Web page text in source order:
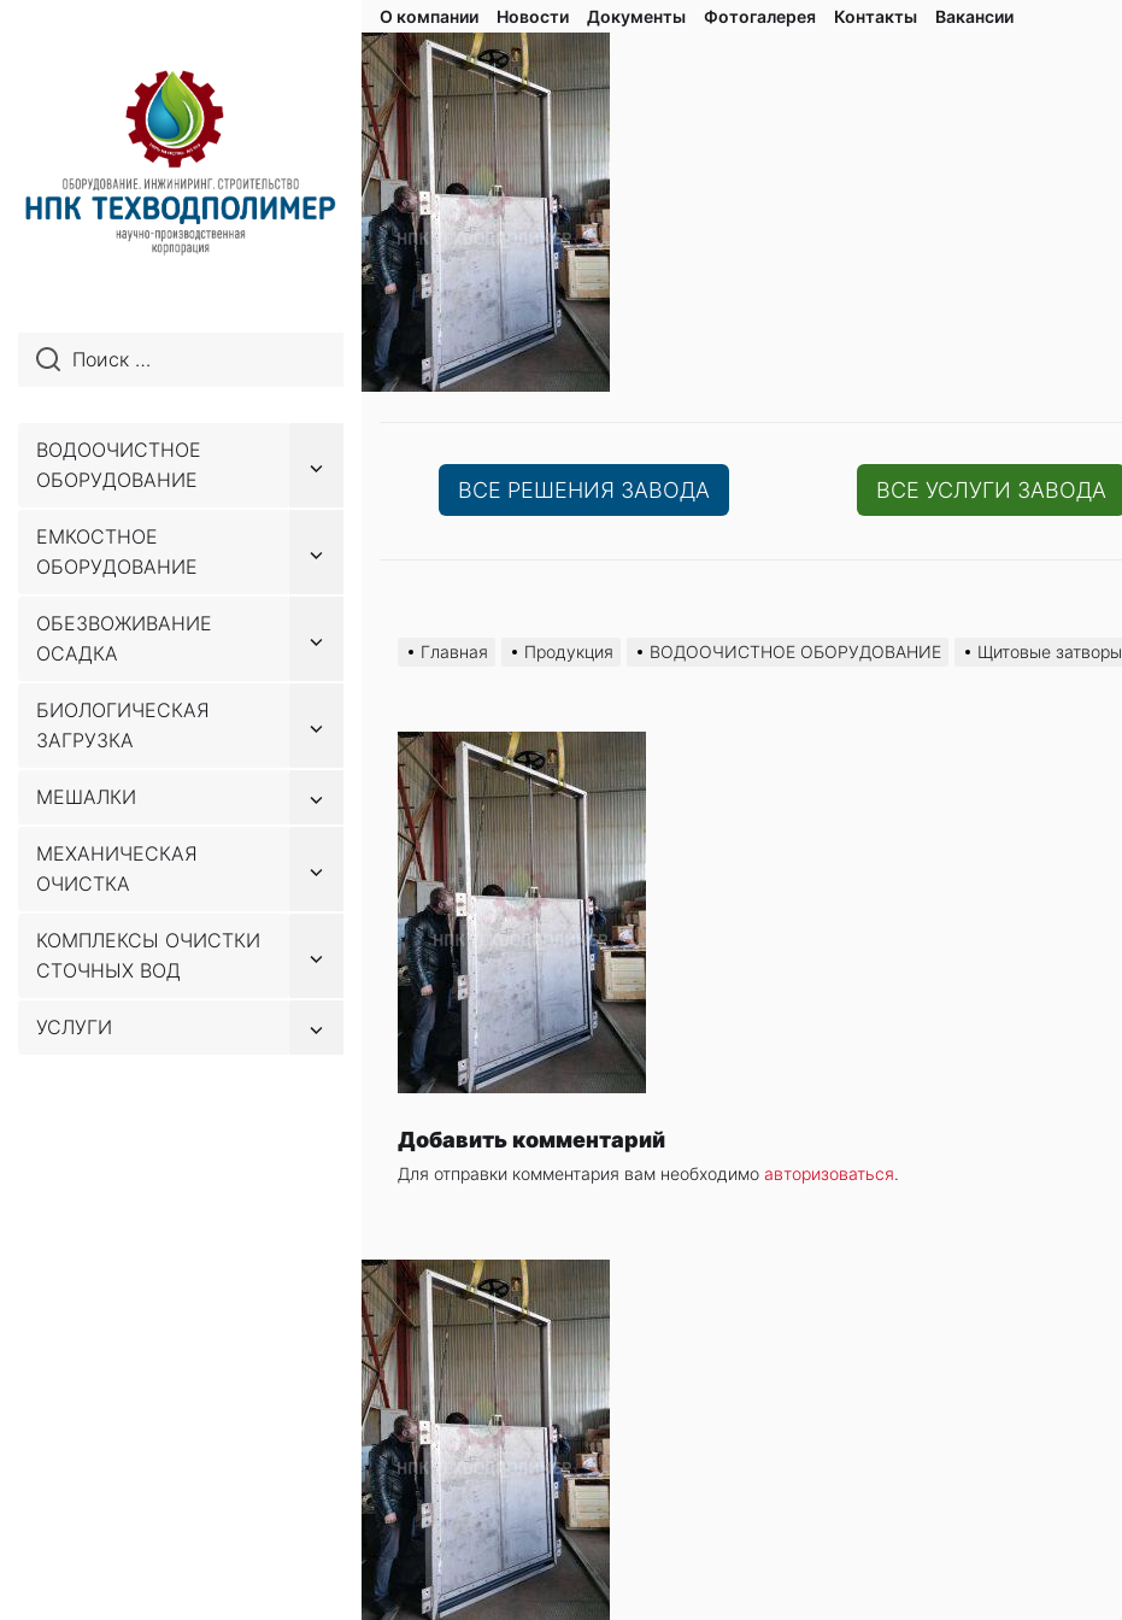
ВСЕ РЕШЕНИЯ ЗАВОДА ВСЕ УСЛУГИ ЗАВОДА
ВОДООЧИСТНОЕ
ОБОРУДОВАНИЕ
Показывать
ЕМКОСТНОЕ
ОБОРУДОВАНИЕ
Показывать
ОБЕЗВОЖИВАНИЕ
ОСАДКА
Показывать
БИОЛОГИЧЕСКАЯ
ЗАГРУЗКА
Показывать
МЕШАЛКИ
Показывать
МЕХАНИЧЕСКАЯ
ОЧИСТКА
Показывать
КОМПЛЕКСЫ ОЧИСТКИ
СТОЧНЫХ ВОД
Показывать
УСЛУГИ
Показывать
Главная Продукция ВОДООЧИСТНОЕ ОБОРУДОВАНИЕ Щитовые затворы
Добавить комментарий
Для отправки комментария вам необходимо авторизоваться.
О компании Новости Документы Фотогалерея Контaкты Вакaнсии